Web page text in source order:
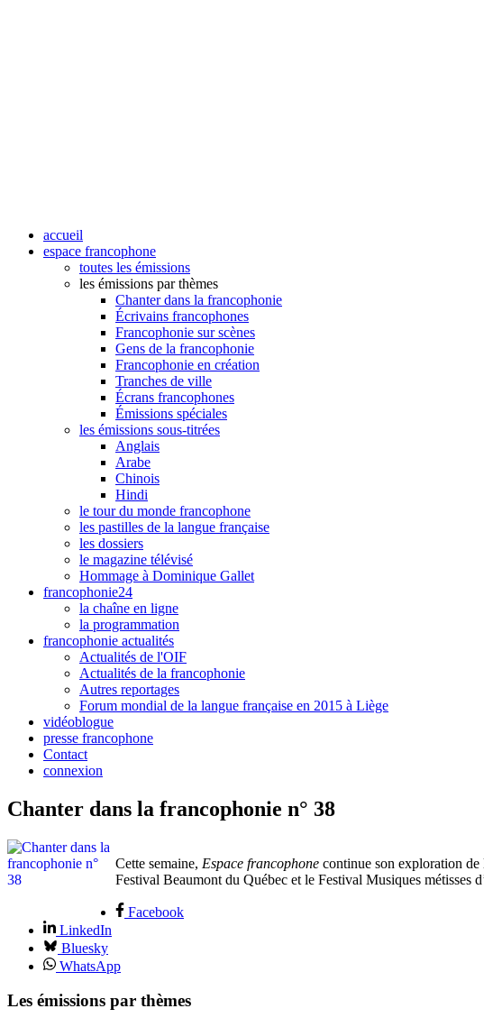
accueil
espace francophone
toutes les émissions
les émissions par thèmes
Chanter dans la francophonie
Écrivains francophones
Francophonie sur scènes
Gens de la francophonie
Francophonie en création
Tranches de ville
Écrans francophones
Émissions spéciales
les émissions sous-titrées
Anglais
Arabe
Chinois
Hindi
le tour du monde francophone
les pastilles de la langue française
les dossiers
le magazine télévisé
Hommage à Dominique Gallet
francophonie24
la chaîne en ligne
la programmation
francophonie actualités
Actualités de l'OIF
Actualités de la francophonie
Autres reportages
Forum mondial de la langue française en 2015 à Liège
vidéoblogue
presse francophone
Contact
connexion
Chanter dans la francophonie n° 38
Cette semaine, Espace francophone continue son exploration de
Festival Beaumont du Québec et le Festival Musiques métisses
Facebook
LinkedIn
Bluesky
WhatsApp
Les émissions par thèmes